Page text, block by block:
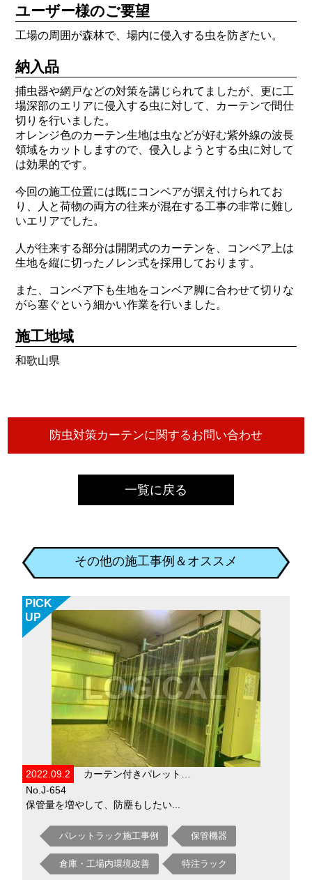
ユーザー様のご要望
工場の周囲が森林で、場内に侵入する虫を防ぎたい。
納入品
捕虫器や網戸などの対策を講じられてましたが、更に工
場深部のエリアに侵入する虫に対して、カーテンで間仕
切りを行いました。
オレンジ色のカーテン生地は虫などが好む紫外線の波長
領域をカットしますので、侵入しようとする虫に対して
は効果的です。
今回の施工位置には既にコンベアが据え付けられてお
り、人と荷物の両方の往来が混在する工事の非常に難し
いエリアでした。
人が往来する部分は開閉式のカーテンを、コンベア上は
生地を縦に切ったノレン式を採用しております。
また、コンベア下も生地をコンベア脚に合わせて切りな
がら塞ぐという細かい作業を行いました。
施工地域
和歌山県
一覧に戻る
その他の施工事例＆オススメ
PICK
UP
2022.09.2
カーテン付きパレット…
No.J-654
保管量を増やして、防塵もしたい...
パレットラック施工事例 保管機器
倉庫・工場内環境改善 特注ラック